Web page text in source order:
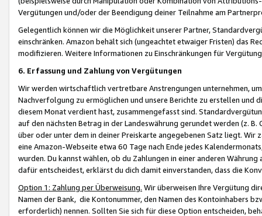
Vergütungen und/oder der Beendigung deiner Teilnahme am
Gelegentlich können wir die Möglichkeit unserer Partner,
einschränken. Amazon behält sich (ungeachtet etwaiger Fristen) das
modifizieren. Weitere Informationen zu Einschränkungen für
6. Erfassung und Zahlung von Vergütungen
Wir werden wirtschaftlich vertretbare Anstrengungen unternehmen,
Nachverfolgung zu ermöglichen und unsere Berichte zu erstellen und
diesem Monat verdient hast, zusammengefasst sind.
auf den nächsten Betrag in der Landeswährung gerundet werden (z.
über oder unter dem in deiner Preiskarte angegebenen Satz liegt.
eine Amazon-Webseite etwa 60 Tage nach Ende jedes
wurden. Du kannst wählen, ob du Zahlungen in einer anderen
dafür entscheidest, erklärst du dich damit einverstanden, dass die
Option 1: Zahlung per Überweisung. Wir überweisen Ihre Vergütung
Namen der Bank, die Kontonummer, den Namen des Kontoinhabers
erforderlich) nennen. Sollten Sie sich für diese Option entscheiden,